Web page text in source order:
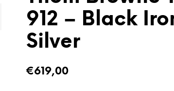
912 – Black
Silver
€619,00